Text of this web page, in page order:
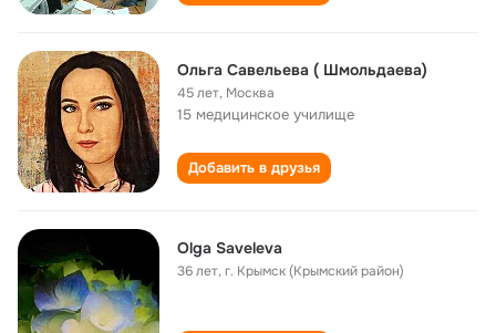
Ольга Савельева ( Шмольдаева)
45 лет, Москва
15 медицинское училище
Добавить в друзья
Olga Saveleva
36 лет,г. Крымск (Крымский район)